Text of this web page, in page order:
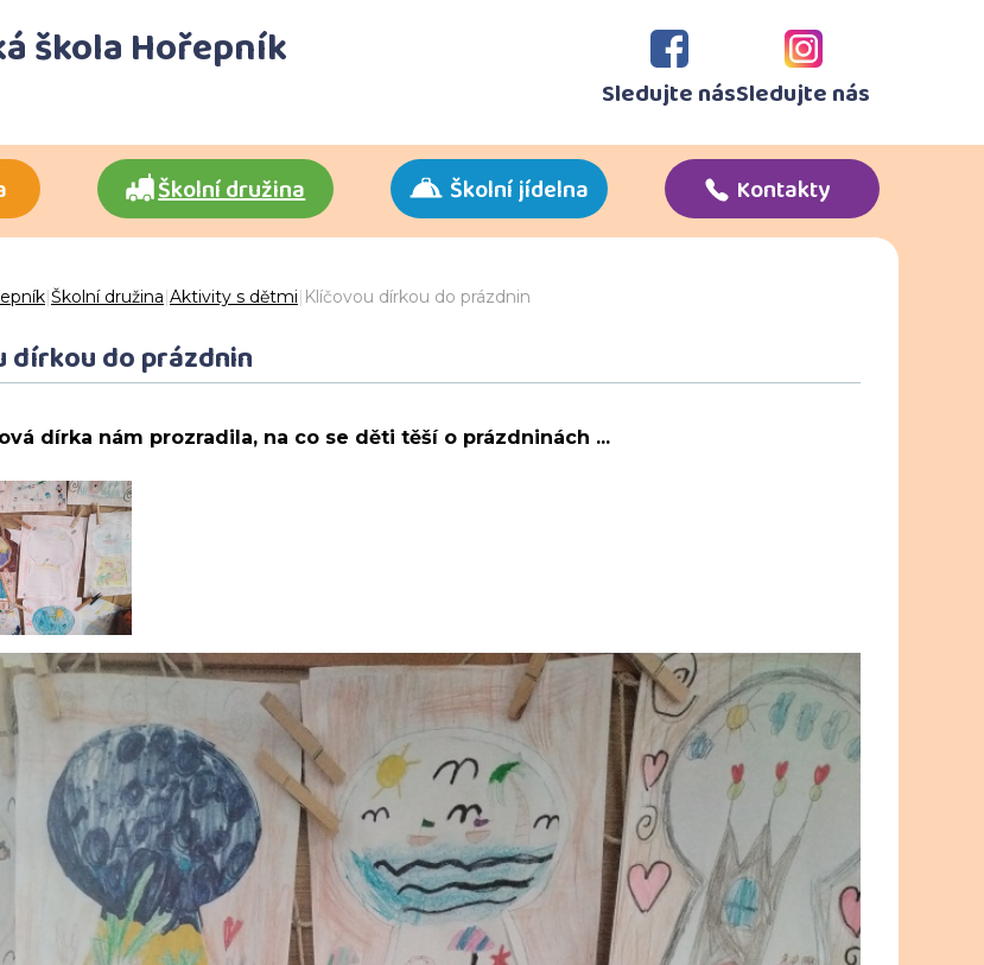
škola Hořepník
Sledujte násSledujte nás
Školní družina Školní jídelna Kontakty
|Školní družina|Aktivity s dětmi| Klíčovou dírkou do prázdnin
dírkou do prázdnin
dírka nám prozradila, na co se děti těší o prázdninách ...